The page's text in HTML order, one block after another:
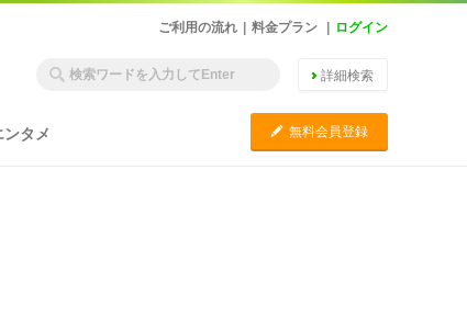
ご利用の流れ 料金プラン ログイン
詳細検索
ンタメ C 無料会員登録